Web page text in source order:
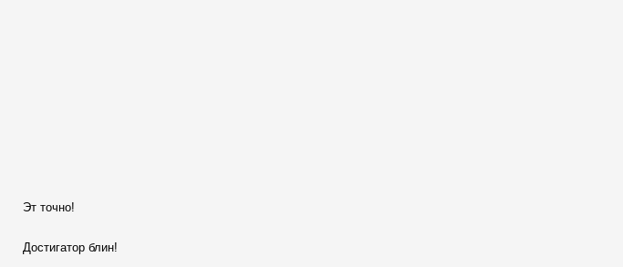
Эт точно!
Достигатор блин!